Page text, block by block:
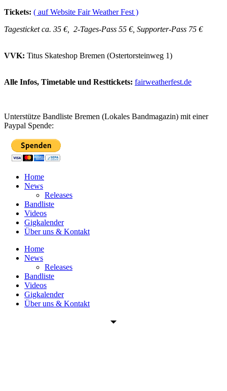
Tickets: ( auf Website Fair Weather Fest )
Tagesticket ca. 35 €, 2-Tages-Pass 55 €, Supporter-Pass 75 €
VVK: Titus Skateshop Bremen (Ostertorsteinweg 1)
Alle Infos, Timetable und Resttickets: fairweatherfest.de
Unterstütze Bandliste Bremen (Lokales Bandmagazin) mit einer
Paypal Spende:
Home
News
Releases
Bandliste
Videos
Gigkalender
Über uns & Kontakt
Home
News
Releases
Bandliste
Videos
Gigkalender
Über uns & Kontakt